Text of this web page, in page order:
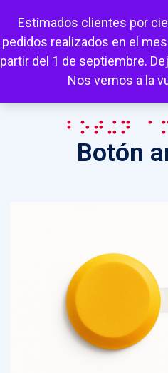
Estimados clientes por
pedidos realizados en el
partir del 1 de septiembre.
Nos vemos a la
Mi cuenta Carrito
Botón
Botón